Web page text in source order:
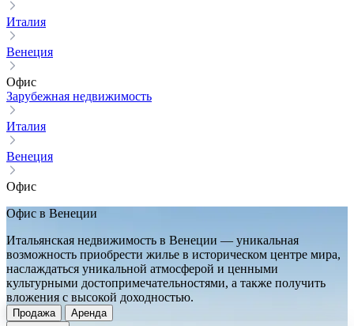
Италия
Венеция
Офис
Зарубежная недвижимость
Италия
Венеция
Офис
Офис в Венеции
Итальянская недвижимость в Венеции — уникальная
возможность приобрести жилье в историческом центре мира,
наслаждаться уникальной атмосферой и ценными
культурными достопримечательностями, а также получить
вложения с высокой доходностью.
Продажа
Аренда